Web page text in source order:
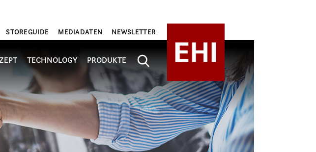
STOREGUIDE MEDIADATEN NEWSLETTER
TECHNOLOGY PRODUKTE